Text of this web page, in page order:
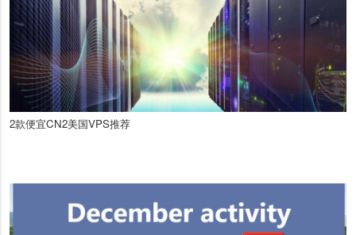
2款便宜CN2美国VPS推荐